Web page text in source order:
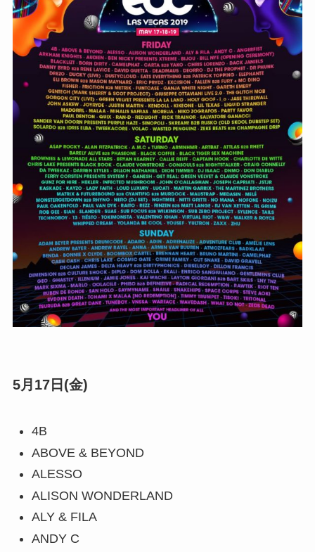
5月17日(金)
4B
ABOVE & BEYOND
ALESSO
ALISON WONDERLAND
ALY & FILA
ANDY C